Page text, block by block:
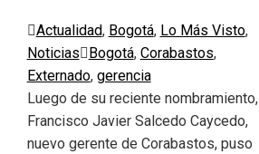
Actualidad, Bogotá, Lo Más Visto,
Noticias
Bogotá, Corabastos,
Externado, gerencia
Luego de su reciente nombramiento,
Francisco Javier Salcedo Caycedo,
nuevo gerente de Corabastos, puso